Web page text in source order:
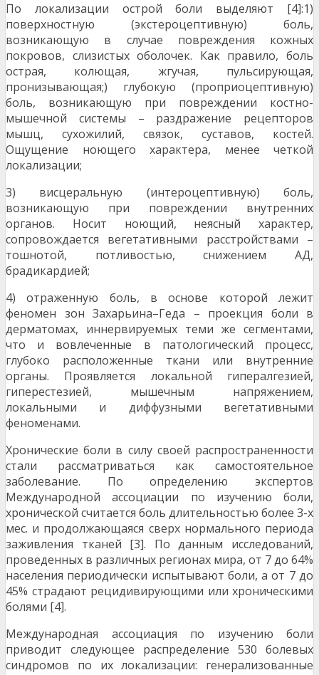
По локализации острой боли выделяют [4]:1)
поверхностную (экстероцептивную) боль,
возникающую в случае повреждения кожных
покровов, слизистых оболочек. Как правило, боль
острая, колющая, жгучая, пульсирующая,
пронизывающая;) глубокую (проприоцептивную)
боль, возникающую при повреждении костно-
мышечной системы – раздражение рецепторов
мышц, сухожилий, связок, суставов, костей.
Ощущение ноющего характера, менее четкой
локализации;
3) висцеральную (интероцептивную) боль,
возникающую при повреждении внутренних
органов. Носит ноющий, неясный характер,
сопровождается вегетативными расстройствами –
тошнотой, потливостью, снижением АД,
брадикардией;
4) отраженную боль, в основе которой лежит
феномен зон Захарьина–Геда – проекция боли в
дерматомах, иннервируемых теми же сегментами,
что и вовлеченные в патологический процесс,
глубоко расположенные ткани или внутренние
органы. Проявляется локальной гипералгезией,
гиперестезией, мышечным напряжением,
локальными и диффузными вегетативными
феноменами.
Хронические боли в силу своей распространенности
стали рассматриваться как самостоятельное
заболевание. По определению экспертов
Международной ассоциации по изучению боли,
хронической считается боль длительностью более 3-х
мес. и продолжающаяся сверх нормального периода
заживления тканей [3]. По данным исследований,
проведенных в различных регионах мира, от 7 до 64%
населения периодически испытывают боли, а от 7 до
45% страдают рецидивирующими или хроническими
болями [4].
Международная ассоциация по изучению боли
приводит следующее распределение 530 болевых
синдромов по их локализации: генерализованные